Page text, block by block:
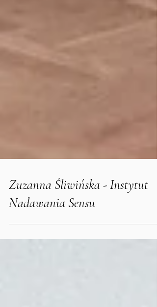
Zuzanna Śliwińska - Instytut
Nadawania Sensu